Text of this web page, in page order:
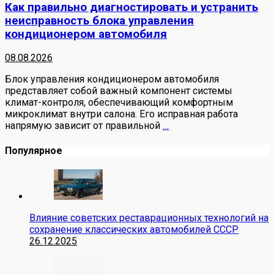
Как правильно диагностировать и устранить
неисправность блока управления
кондиционером автомобиля
08.08.2026
Блок управления кондиционером автомобиля
представляет собой важный компонент системы
климат-контроля, обеспечивающий комфортным
микроклимат внутри салона. Его исправная работа
напрямую зависит от правильной …
Популярное
Влияние советских реставрационных технологий на
сохранение классических автомобилей СССР
26.12.2025